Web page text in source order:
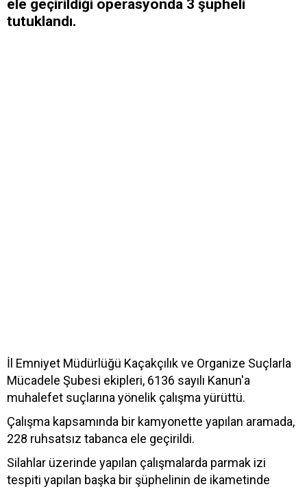
ele geçirildiği operasyonda 3 şüpheli
tutuklandı.
İl Emniyet Müdürlüğü Kaçakçılık ve Organize Suçlarla
Mücadele Şubesi ekipleri, 6136 sayılı Kanun'a
muhalefet suçlarına yönelik çalışma yürüttü.
Çalışma kapsamında bir kamyonette yapılan aramada,
228 ruhsatsız tabanca ele geçirildi.
Silahlar üzerinde yapılan çalışmalarda parmak izi
tespiti yapılan başka bir şüphelinin de ikametinde